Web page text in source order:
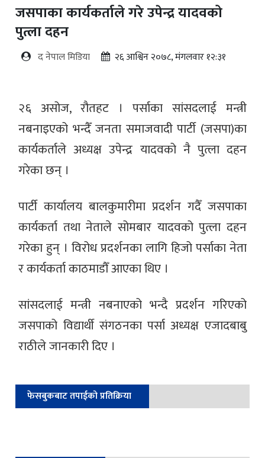
जसपाका कार्यकर्ताले गरे उपेन्द्र यादवको
पुत्ला दहन
द नेपाल मिडिया २६ आश्विन २०७८, मंगलवार १२:३१
२६ असोज, रौतहट । पर्साका सांसदलाई मन्त्री
नबनाइएको भन्दैँ जनता समाजवादी पार्टी (जसपा)का
कार्यकर्ताले अध्यक्ष उपेन्द्र यादवको नै पुत्ला दहन
गरेका छन् ।
पार्टी कार्यालय बालकुमारीमा प्रदर्शन गदैँ जसपाका
कार्यकर्ता तथा नेताले सोमबार यादवको पुत्ला दहन
गरेका हुन् । विरोध प्रदर्शनका लागि हिजो पर्साका नेता
र कार्यकर्ता काठमाडौँ आएका थिए ।
सांसदलाई मन्त्री नबनाएको भन्दै प्रदर्शन गरिएको
जसपाको विद्यार्थी संगठनका पर्सा अध्यक्ष एजादबाबु
राठीले जानकारी दिए ।
फेसबुकबाट तपाईको प्रतिक्रिया